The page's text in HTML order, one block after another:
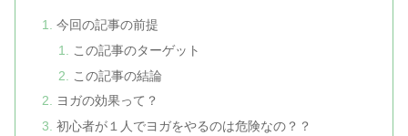
今回の記事の前提
この記事のターゲット
この記事の結論
ヨガの効果って？
初心者が１人でヨガをやるのは危険なの？？